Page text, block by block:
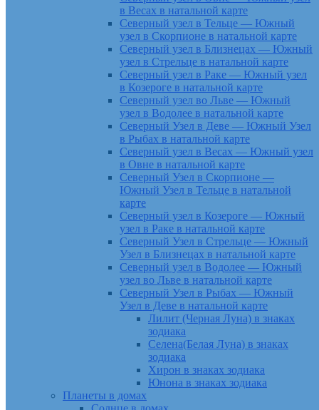
в Весах в натальной карте
Северный узел в Тельце — Южный
узел в Скорпионе в натальной карте
Северный узел в Близнецах — Южный
узел в Стрельце в натальной карте
Северный узел в Раке — Южный узел
в Козероге в натальной карте
Северный узел во Льве — Южный
узел в Водолее в натальной карте
Северный Узел в Деве — Южный Узел
в Рыбах в натальной карте
Северный узел в Весах — Южный узел
в Овне в натальной карте
Северный Узел в Скорпионе —
Южный Узел в Тельце в натальной
карте
Северный узел в Козероге — Южный
узел в Раке в натальной карте
Северный Узел в Стрельце — Южный
Узел в Близнецах в натальной карте
Северный узел в Водолее — Южный
узел во Льве в натальной карте
Северный Узел в Рыбах — Южный
Узел в Деве в натальной карте
Лилит (Черная Луна) в знаках
зодиака
Селена(Белая Луна) в знаках
зодиака
Хирон в знаках зодиака
Юнона в знаках зодиака
Планеты в домах